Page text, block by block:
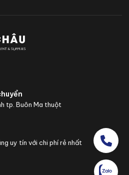
tp. Buôn Ma thuột
uy tín với chi phí rẻ nhất